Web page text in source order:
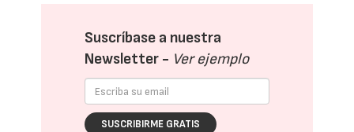
Suscríbase a nuestra
Newsletter - Ver ejemplo
SUSCRIBIRME GRATIS